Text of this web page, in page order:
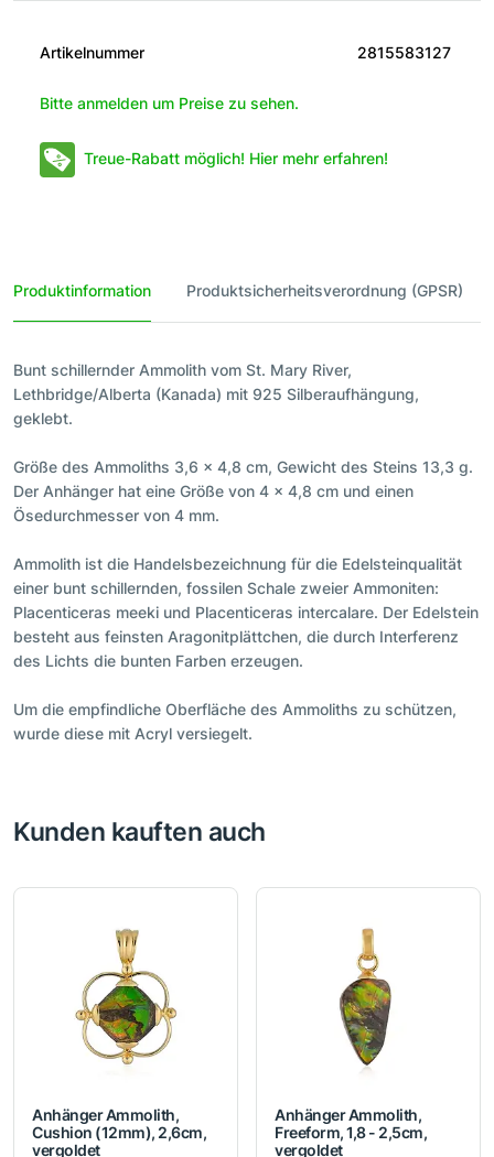
Artikelnummer 2815583127
Bitte anmelden um Preise zu sehen.
Treue-Rabatt möglich! Hier mehr erfahren!
Produktinformation Produktsicherheitsverordnung (GPSR)
Bunt schillernder Ammolith vom St. Mary River,
Lethbridge/Alberta (Kanada) mit 925 Silberaufhängung,
geklebt.
Größe des Ammoliths 3,6 x 4,8 cm, Gewicht des Steins 13,3 g.
Der Anhänger hat eine Größe von 4 x 4,8 cm und einen
Ösedurchmesser von 4 mm.
Ammolith ist die Handelsbezeichnung für die Edelsteinqualität
einer bunt schillernden, fossilen Schale zweier Ammoniten:
Placenticeras meeki und Placenticeras intercalare. Der Edelstein
besteht aus feinsten Aragonitplättchen, die durch Interferenz
des Lichts die bunten Farben erzeugen.
Um die empfindliche Oberfläche des Ammoliths zu schützen,
wurde diese mit Acryl versiegelt.
Kunden kauften auch
Anhänger Ammolith,
Cushion (12mm), 2,6cm,
vergoldet
Anhänger Ammolith,
Freeform, 1,8 - 2,5cm,
vergoldet